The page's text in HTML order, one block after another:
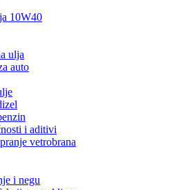
10W40
ulja
auto
i aditivi
vetrobrana
i negu